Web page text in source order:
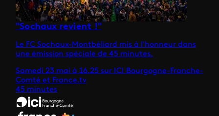
"Sochaux revient !"
Le FC Sochaux-Montbéliard mis à l'honneur dans
une émission spéciale de 45 minutes.
Samedi 23 mai à 16.25 sur ICI Bourgogne-Franche-
Comté et France.tv
45 minutes